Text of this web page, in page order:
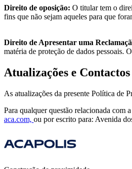
Direito de oposição: O titular tem o
fins que não sejam aqueles para que
Direito de Apresentar uma
matéria de proteção de dados
Atualizações e Contactos
As atualizações da presente Política de
Para qualquer questão relacionada com
aca.com, ou por escrito para: Avenida